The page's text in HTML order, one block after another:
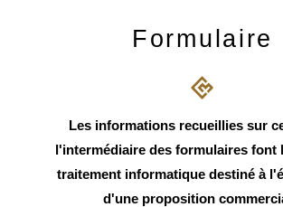
Formulaire
Les informations recueillies sur
l'intermédiaire des formulaires font
traitement informatique destiné à
d'une proposition